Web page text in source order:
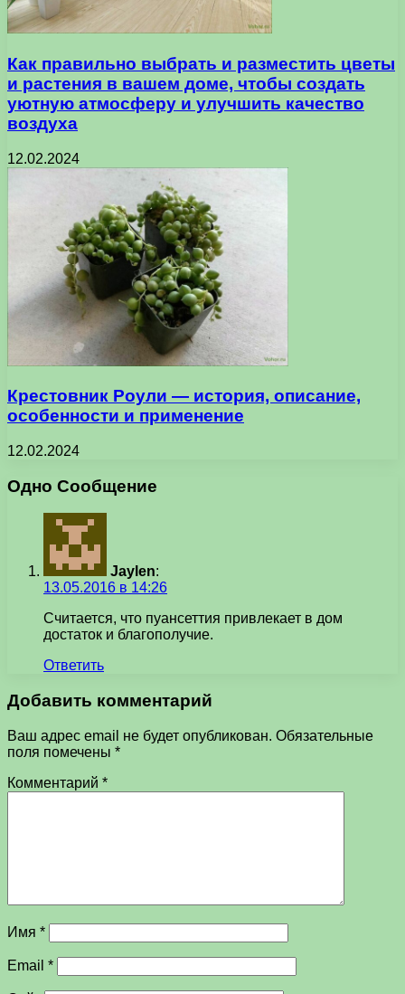
Как правильно выбрать и разместить цветы
и растения в вашем доме, чтобы создать
уютную атмосферу и улучшить качество
воздуха
12.02.2024
Крестовник Роули — история, описание,
особенности и применение
12.02.2024
Одно Сообщение
Jaylen:
13.05.2016 в 14:26
Считается, что пуансеттия привлекает в дом
достаток и благополучие.
Ответить
Добавить комментарий
Ваш адрес email не будет опубликован. Обязательные
поля помечены *
Комментарий *
Имя *
Email *